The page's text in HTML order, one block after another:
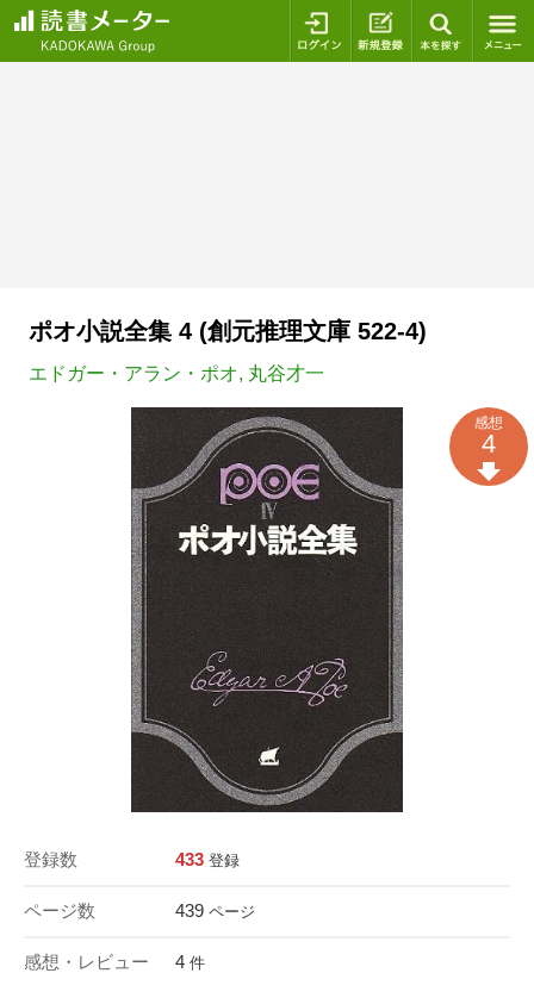
ログイン 新規登録
ポオ小説全集 4 (創元推理文庫 522-4)
エドガー・アラン・ポオ, 丸谷才一
登録数 433 登録
ページ数 439 ページ
感想・レビュー 4 件
感想
4